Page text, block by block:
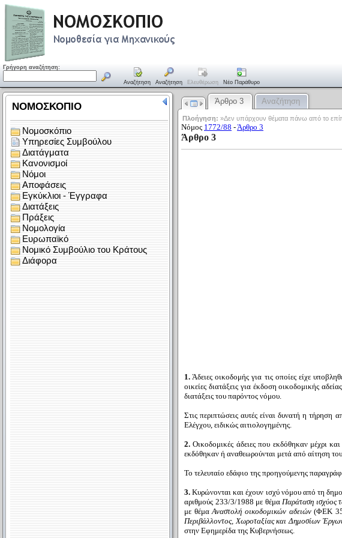
Γρήγορη αναζήτηση:
Αναζήτηση Αναζήτηση Ελευθέρωση Νέο Παράθυρο
Άρθρο 3 Αναζήτηση